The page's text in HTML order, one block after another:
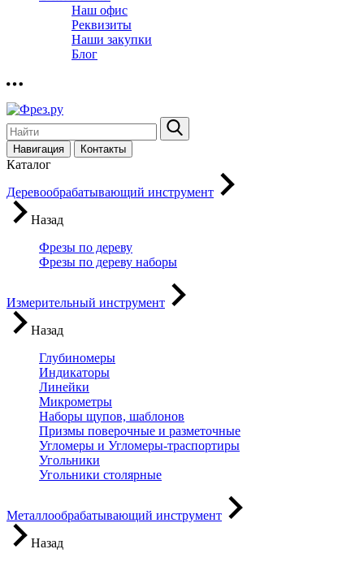
Наш офис
Реквизиты
Наши закупки
Блог
Навигация Контакты
Каталог
Деревообрабатывающий инструмент
Назад
Фрезы по дереву
Фрезы по дереву наборы
Измерительный инструмент
Назад
Глубиномеры
Индикаторы
Линейки
Микрометры
Наборы щупов, шаблонов
Призмы поверочные и разметочные
Угломеры и Угломеры-траспортиры
Угольники
Угольники столярные
Металлообрабатывающий инструмент
Назад